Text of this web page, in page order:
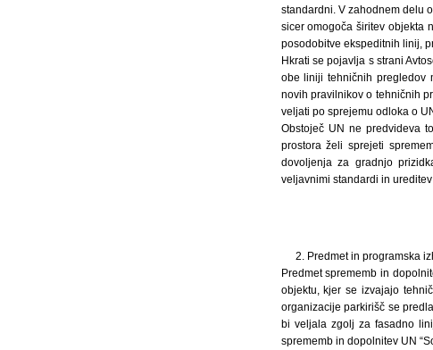
standardni. V zahodnem delu
sicer omogoča širitev objekta
posodobitve ekspeditnih linij,
Hkrati se pojavlja s strani
obe liniji tehničnih pregledov
novih pravilnikov o tehničnih
veljati po sprejemu odloka o
Obstoječ UN ne predvideva
prostora želi sprejeti
dovoljenja za gradnjo
veljavnimi standardi in
2. Predmet in programska
Predmet sprememb in
objektu, kjer se izvajajo
organizacije parkirišč se
bi veljala zgolj za fasadno
sprememb in dopolnitev UN